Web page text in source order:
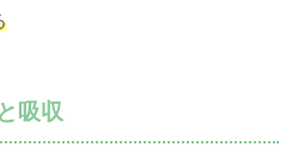
吸収